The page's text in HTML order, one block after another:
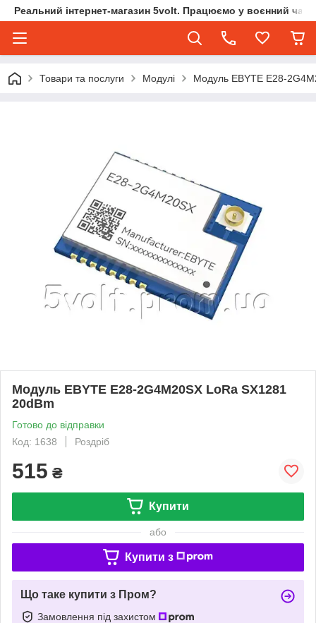
Реальний інтернет-магазин 5volt. Працюємо у воєнний
Товари та послуги Модулі Модуль EBYTE E28-
Модуль EBYTE E28-2G4M20SX LoRa SX1281
20dBm
Готово до відправки
Код: 1638
Роздріб
515 ₴
Купити
або
Купити з
Що таке купити з Пром?
Замовлення під захистом